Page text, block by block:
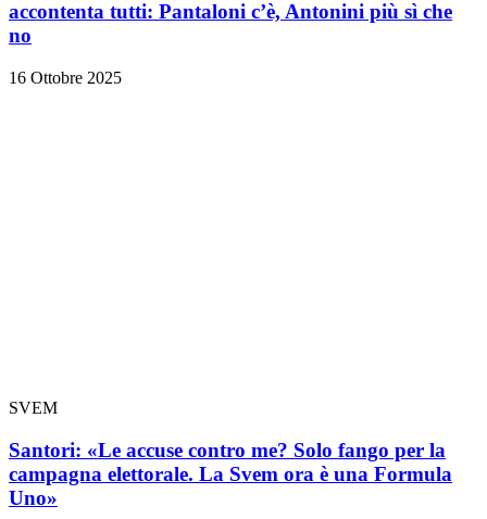
accontenta tutti: Pantaloni c’è, Antonini più sì che
no
16 Ottobre 2025
SVEM
Santori: «Le accuse contro me? Solo fango per la
campagna elettorale. La Svem ora è una Formula
Uno»